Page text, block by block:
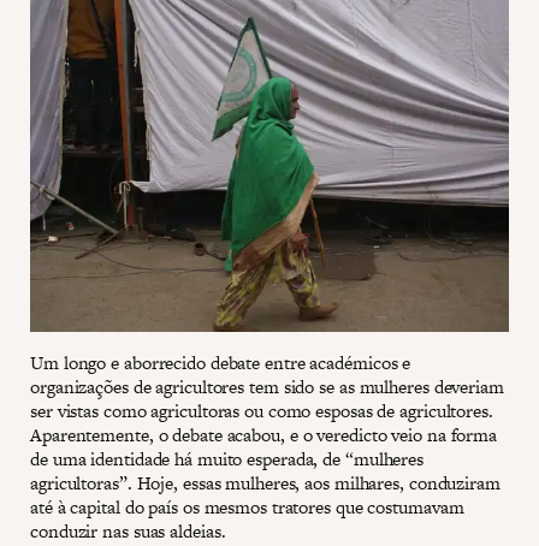
Um longo e aborrecido debate entre académicos e
organizações de agricultores tem sido se as mulheres deveriam
ser vistas como agricultoras ou como esposas de agricultores.
Aparentemente, o debate acabou, e o veredicto veio na forma
de uma identidade há muito esperada, de “mulheres
agricultoras”. Hoje, essas mulheres, aos milhares, conduziram
até à capital do país os mesmos tratores que costumavam
conduzir nas suas aldeias.